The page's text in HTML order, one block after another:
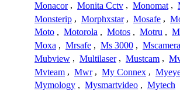
Monacor , Monita Cctv , Monomat ,
Monsterip , Morphxstar , Mosafe ,
Moto , Motorola , Motos , Motru ,
Moxa , Mrsafe , Ms 3000 , Mscamera
Mubview , Multilaser , Mustcam ,
Mvteam , Mwr , My Connex ,
Mymology , Mysmartvideo , Mytech